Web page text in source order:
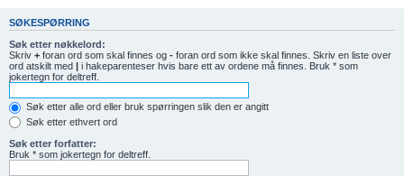
SØKESPØRRING
Søk etter nøkkelord:
Skriv + foran ord som skal finnes og - foran ord som ikke skal finnes. Skriv en liste over
ord atskilt med | i hakeparenteser hvis bare ett av ordene må finnes. Bruk * som
jokertegn for deltreff.
Søk etter alle ord eller bruk spørringen slik den er angitt
Søk etter ethvert ord
Søk etter forfatter:
Bruk * som jokertegn for deltreff.